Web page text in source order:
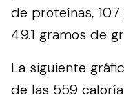
de proteínas,
49.1 gramos de
La siguiente
de las 559